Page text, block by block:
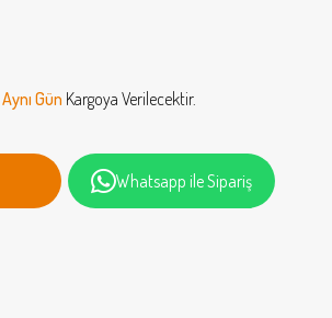
Aynı Gün Kargoya Verilecektir.
Whatsapp ile Sipariş